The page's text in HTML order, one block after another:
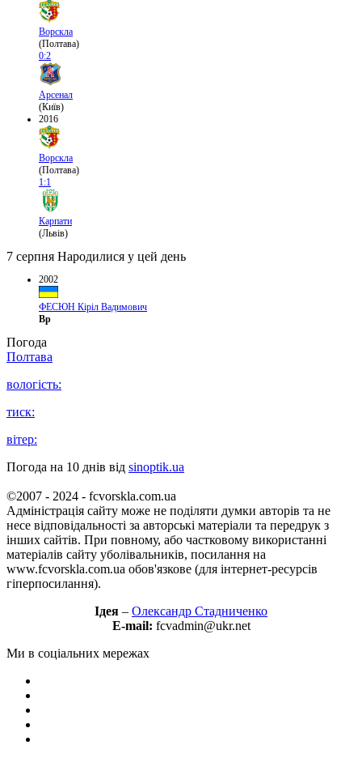
Ворскла
(Полтава)
0:2
Арсенал
(Київ)
2016
Ворскла
(Полтава)
1:1
Карпати
(Львів)
7 серпня Народилися у цей день
2002
ФЕСЮН Кіріл Вадимович
Вр
Погода
Полтава
вологість:
тиск:
вітер:
Погода на 10 днів від sinoptik.ua
©2007 - 2024 - fcvorskla.com.ua
Адміністрація сайту може не поділяти думки авторів та не
несе відповідальності за авторські матеріали та передрук з
інших сайтів. При повному, або частковому використанні
матеріалів сайту уболівальників, посилання на
www.fcvorskla.com.ua обов'язкове (для інтернет-ресурсів
гіперпосилання).
Ідея – Олександр Стадниченко
E-mail: fcvadmin@ukr.net
Ми в соціальних мережах